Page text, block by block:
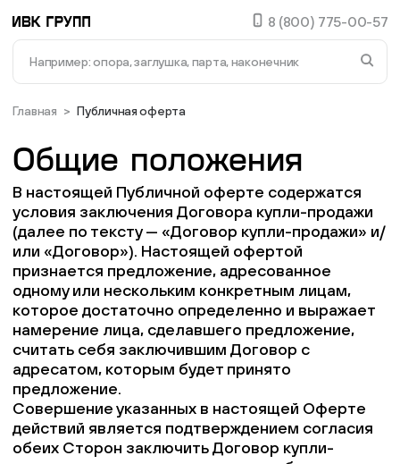
8 (800) 775-00-57
Главная > Публичная оферта
Общие положения
В настоящей Публичной оферте содержатся
условия заключения Договора купли-продажи
(далее по тексту — «Договор купли-продажи» и/
или «Договор»). Настоящей офертой
признается предложение, адресованное
одному или нескольким конкретным лицам,
которое достаточно определенно и выражает
намерение лица, сделавшего предложение,
считать себя заключившим Договор с
адресатом, которым будет принято
предложение.
Совершение указанных в настоящей Оферте
действий является подтверждением согласия
обеих Сторон заключить Договор купли-
Опоры
Заглушки для труб и отверстий
Пластиковые подпятники
Фиксаторы - барашки
Заглушки для труб с резьбой
Пластиковые спинки и сиденья для стульев
Пластиковые столешницы для школьных парт
Доставка и оплата
Документация
Контакты
Статус заказа
Избранное
Сравнение
8 (800) 775-00-57
info@ivk-group.ru